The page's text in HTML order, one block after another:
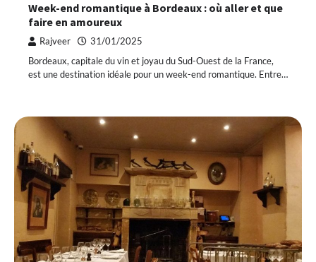
Week-end romantique à Bordeaux : où aller et que
faire en amoureux
Rajveer 31/01/2025
Bordeaux, capitale du vin et joyau du Sud-Ouest de la France,
est une destination idéale pour un week-end romantique. Entre…